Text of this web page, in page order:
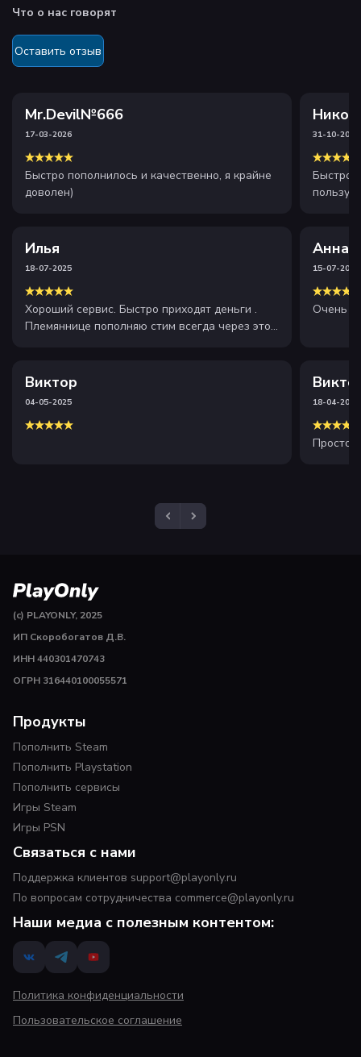
Что о нас говорят
Оставить отзыв
Mr.Devil№666
17-03-2026
Быстро пополнилось и качественно, я крайне
доволен)
31-10-2025
Быстрое
Илья
18-07-2025
Хороший сервис. Быстро приходят деньги .
Племяннице пополняю стим всегда через этот
Анна
15-07-2025
Очень
Виктор
04-05-2025 18-04-2025
Просто
(c) PLAYONLY, 2025
ИП Скоробогатов Д.В.
ИНН 440301470743
ОГРН 316440100055571
Продукты
Пополнить Steam
Пополнить Playstation
Пополнить сервисы
Игры Steam
Игры PSN
Связаться с нами
Поддержка клиентов support@playonly.ru
По вопросам сотрудничества commerce@playonly.ru
Наши медиа с полезным контентом:
Политика конфиденциальности
Пользовательское соглашение